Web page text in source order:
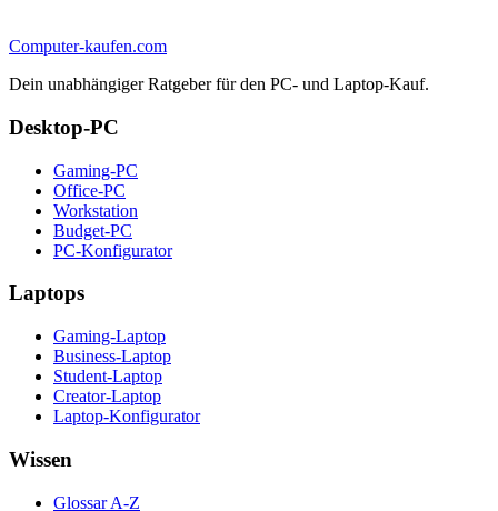
Computer-kaufen.com
Dein unabhängiger Ratgeber für den PC- und Laptop-Kauf.
Desktop-PC
Gaming-PC
Office-PC
Workstation
Budget-PC
PC-Konfigurator
Laptops
Gaming-Laptop
Business-Laptop
Student-Laptop
Creator-Laptop
Laptop-Konfigurator
Wissen
Glossar A-Z